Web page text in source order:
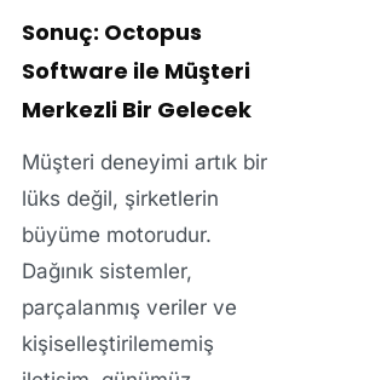
Sonuç: Octopus
Software ile Müşteri
Merkezli Bir Gelecek
Müşteri deneyimi artık bir
lüks değil, şirketlerin
büyüme motorudur.
Dağınık sistemler,
parçalanmış veriler ve
kişiselleştirilememiş